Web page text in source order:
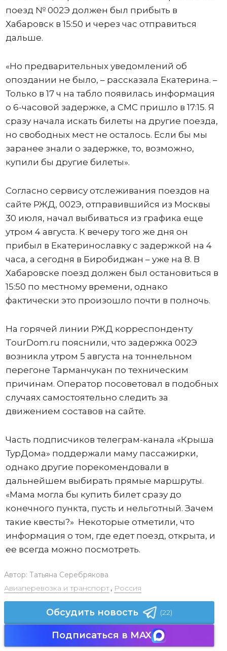
поезд № 002Э должен был прибыть в
Хабаровск в 15:50 и через час отправиться
дальше.
«Но предварительных уведомлений об
опоздании не было, – рассказала Екатерина. –
Только в 17 ч на табло появилась информация
о 6-часовой задержке, а СМС пришло в 17:15. Я
сразу начала искать билеты на другие поезда,
но свободных мест не осталось. Если бы мы
заранее знали о задержке, то, возможно,
купили бы другие билеты».
Согласно сервису отслеживания поездов на
сайте РЖД, 002Э, отправившийся из Москвы
30 июля, начал выбиваться из графика еще
утром 4 августа. К вечеру того же дня он
прибыл в Екатеринославку с задержкой на 4
часа, а сегодня в Биробиджан – уже на 8. В
Хабаровске поезд должен был остановиться в
15:50 по местному времени, однако
фактически это произошло почти в полночь.
На горячей линии РЖД корреспонденту
TourDom.ru пояснили, что задержка 002Э
возникла утром 5 августа на тоннельном
перегоне Тарманчукан по техническим
причинам. Оператор посоветовал в подобных
случаях самостоятельно следить за
движением составов на сайте.
Часть подписчиков телеграм-канала «Крыша
ТурДома» поддержали маму пассажирки,
однако другие порекомендовали в
дальнейшем выбирать прямые маршруты.
«Мама могла бы купить билет сразу до
конечного пункта, пусть и нельготный. Зачем
такие квесты?» Некоторые отметили, что
информация о том, где едет поезд, открыта, и
ее всегда можно посмотреть.
Автор: Татьяна Серебрякова
Авиаперевозка и транспорт, Россия
Обсудить новость (22)
Подписаться в MAX